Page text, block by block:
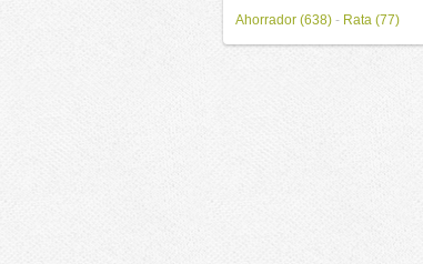
Ahorrador (638) - Rata (77)